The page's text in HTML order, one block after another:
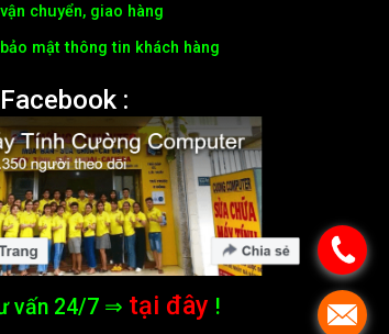
chuyển, giao hàng
mật thông tin khách hàng
:
vấn 24/7 ⇒ tại đây !